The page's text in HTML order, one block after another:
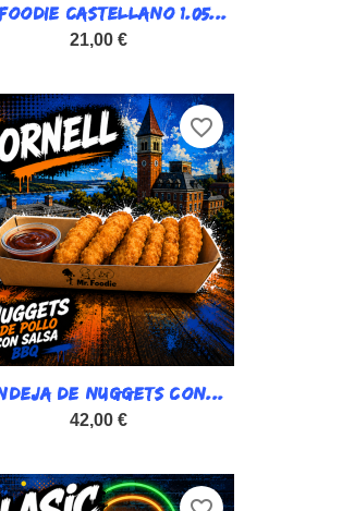
CASTELLANO 1.05...
21,00 €
DE NUGGETS CON...
42,00 €
favorite_border